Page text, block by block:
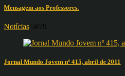
Mensagem aos Professores.
Notícias 5879
Jornal Mundo Jovem nº 415, abril de 2011